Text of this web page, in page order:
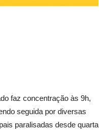
faz concentração às 9h,
seguida por diversas
paralisadas desde quarta